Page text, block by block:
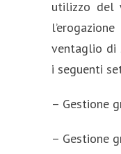
utilizzo del
ventaglio di
i seguenti
– Gestione
– Gestione